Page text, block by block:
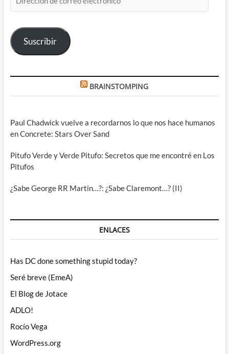
de
electrónico
Suscribir
BRAINSTOMPING
Paul Chadwick vuelve a recordarnos lo que nos hace humanos
en Concrete: Stars Over Sand
Pitufo Verde y Verde Pitufo: Secretos que me encontré en Los
Pitufos
¿Sabe George RR Martin…?: ¿Sabe Claremont…? (II)
ENLACES
Has DC done something stupid today?
Seré breve (EmeA)
El Blog de Jotace
ADLO!
Rocío Vega
WordPress.org